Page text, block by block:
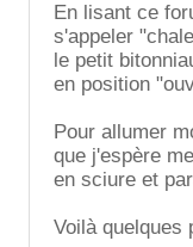
En lisant ce
s'appeler
le petit
en position
Pour allumer
que j'espère
en sciure et
Voilà quelques